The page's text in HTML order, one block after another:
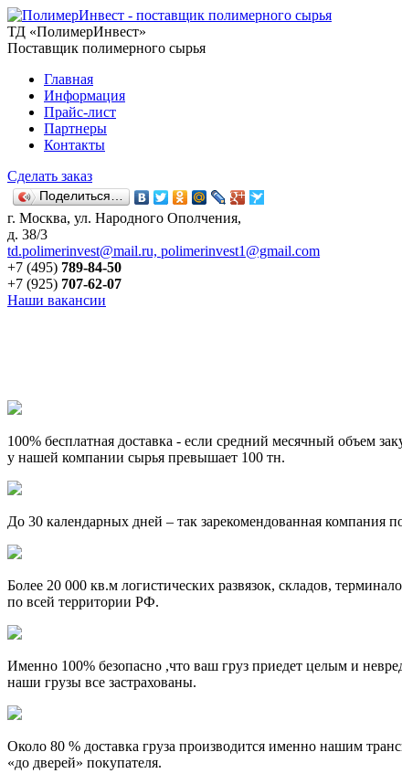
ТД «ПолимерИнвест»
Поставщик полимерного сырья
Главная
Информация
Прайс-лист
Партнеры
Контакты
Сделать заказ
Поделиться…
г. Москва, ул. Народного Ополчения,
д. 38/3
td.polimerinvest@mail.ru, polimerinvest1@gmail.com
+7 (495) 789-84-50
+7 (925) 707-62-07
Наши вакансии
100% бесплатная доставка - если средний месячный объем
у нашей компании сырья превышает 100 тн.
До 30 календарных дней – так зарекомендованная компания
Более 20 000 кв.м логистических развязок, складов,
по всей территории РФ.
Именно 100% безопасно ,что ваш груз приедет целым и
наши грузы все застрахованы.
Около 80 % доставка груза производится именно нашим
«до дверей» покупателя.